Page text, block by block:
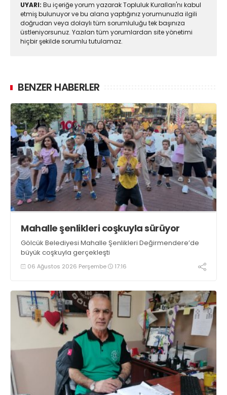
UYARI: Bu içeriğe yorum yazarak Topluluk Kuralları'nı kabul
etmiş bulunuyor ve bu alana yaptığınız yorumunuzla ilgili
doğrudan veya dolaylı tüm sorumluluğu tek başınıza
üstleniyorsunuz. Yazılan tüm yorumlardan site yönetimi
hiçbir şekilde sorumlu tutulamaz.
BENZER HABERLER
Mahalle şenlikleri coşkuyla sürüyor
Gölcük Belediyesi Mahalle Şenlikleri Değirmendere’de
büyük coşkuyla gerçekleşti
06 Ağustos 2026 Perşembe 17:16